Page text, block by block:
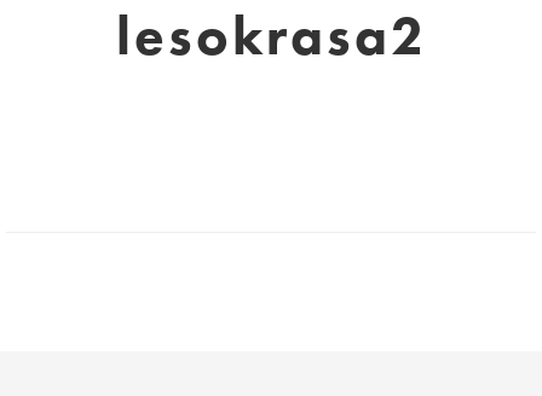
lesokrasa2